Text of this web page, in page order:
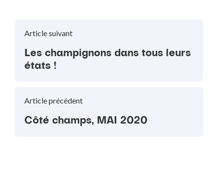
Article suivant
Les champignons dans tous leurs
états !
Article précédent
Côté champs, MAI 2020